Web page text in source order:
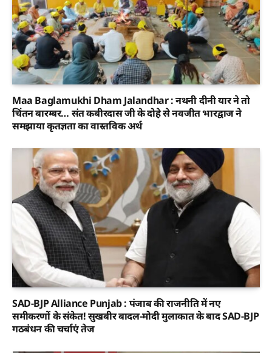
Maa Baglamukhi Dham Jalandhar : नथनी दीनी यार ने तो
चिंतन बारम्बर… संत कबीरदास जी के दोहे से नवजीत भारद्वाज ने
समझाया कृतज्ञता का वास्तविक अर्थ
SAD-BJP Alliance Punjab : पंजाब की राजनीति में नए
समीकरणों के संकेत! सुखबीर बादल-मोदी मुलाकात के बाद SAD-BJP
गठबंधन की चर्चाएं तेज